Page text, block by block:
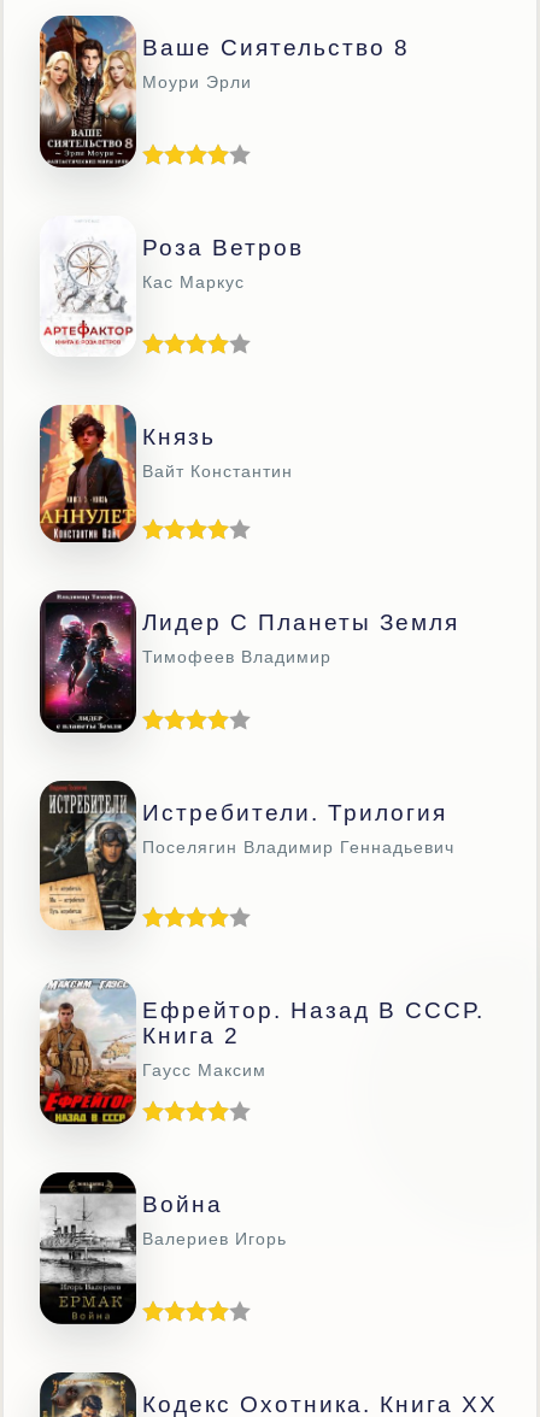
Ваше Сиятельство 8
Моури Эрли
Роза Ветров
Кас Маркус
Князь
Вайт Константин
Лидер С Планеты Земля
Тимофеев Владимир
Истребители. Трилогия
Поселягин Владимир Геннадьевич
Ефрейтор. Назад В СССР.
Книга 2
Гаусс Максим
Война
Валериев Игорь
Кодекс Охотника. Книга XX